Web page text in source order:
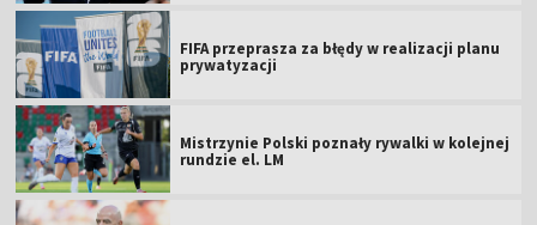
FIFA przeprasza za błędy w realizacji planu
prywatyzacji
Mistrzynie Polski poznały rywalki w kolejnej
rundzie el. LM